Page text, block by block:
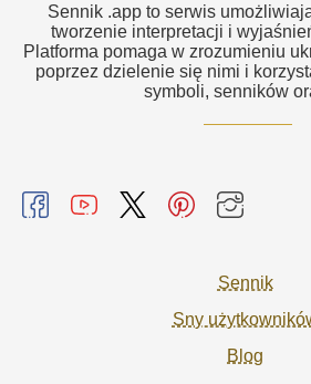
Sennik .app to serwis
tworzenie interpretacji i
Platforma pomaga w zrozumieniu
poprzez dzielenie się nimi i
symboli, senników
Sennik
Sny
Blog